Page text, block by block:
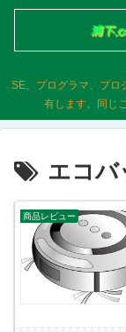
SE、プログラマ、プロ
有します。同じ
エコバ
商品レビュー